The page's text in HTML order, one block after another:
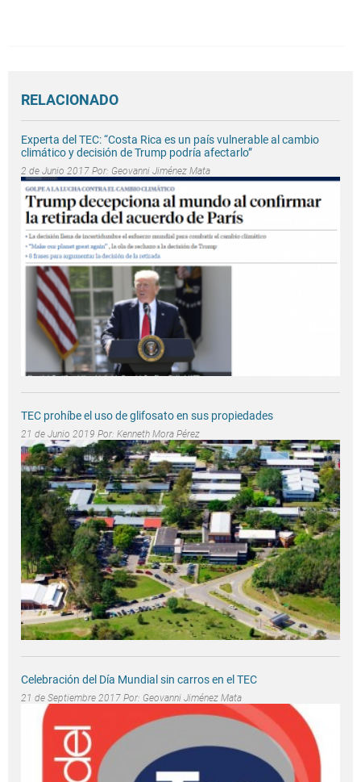
RELACIONADO
Experta del TEC: “Costa Rica es un país vulnerable al cambio
climático y decisión de Trump podría afectarlo”
2 de Junio 2017 Por: Geovanni Jiménez Mata
TEC prohíbe el uso de glifosato en sus propiedades
21 de Junio 2019 Por: Kenneth Mora Pérez
Celebración del Día Mundial sin carros en el TEC
21 de Septiembre 2017 Por: Geovanni Jiménez Mata